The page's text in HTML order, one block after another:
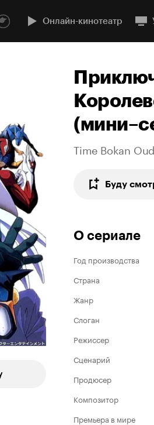
Онлайн-кинотеатр
(
Time Bokan
Буду
О сериале
Год производства
Страна
Жанр
Слоган
Режиссер
Сценарий
Продюсер
Композитор
Премьера в мире